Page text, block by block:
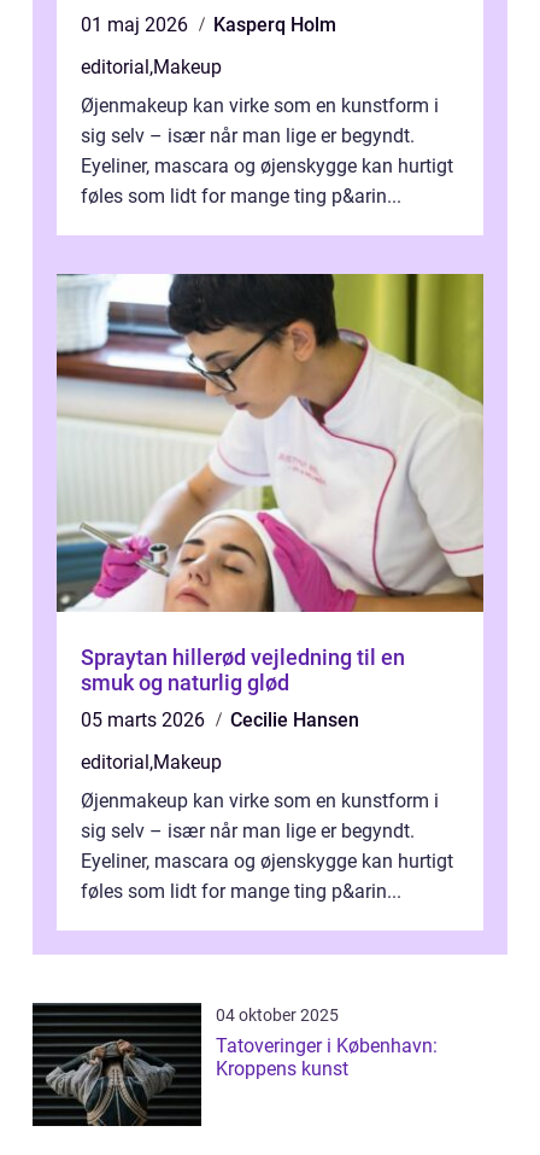
01 maj 2026
Kasperq Holm
editorial,Makeup
Øjenmakeup kan virke som en kunstform i
sig selv – især når man lige er begyndt.
Eyeliner, mascara og øjenskygge kan hurtigt
føles som lidt for mange ting p&arin...
Spraytan hillerød vejledning til en
smuk og naturlig glød
05 marts 2026
Cecilie Hansen
editorial,Makeup
Øjenmakeup kan virke som en kunstform i
sig selv – især når man lige er begyndt.
Eyeliner, mascara og øjenskygge kan hurtigt
føles som lidt for mange ting p&arin...
04 oktober 2025
Tatoveringer i København:
Kroppens kunst